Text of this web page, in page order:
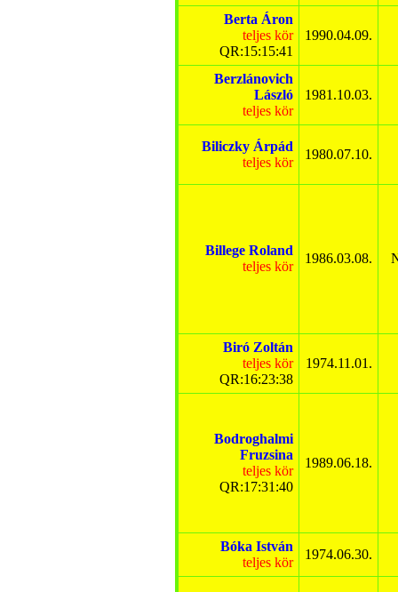
Berta Áron
teljes kör
QR:15:15:41
1990.04.09.
Berzlánovich
László
teljes kör
1981.10.03.
Biliczky Árpád
teljes kör
1980.07.10.
Billege Roland
teljes kör
1986.03.08.
Biró Zoltán
teljes kör
QR:16:23:38
1974.11.01.
Bodroghalmi
Fruzsina
teljes kör
QR:17:31:40
1989.06.18.
Bóka István
teljes kör
1974.06.30.